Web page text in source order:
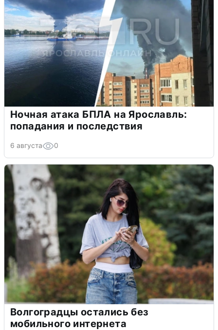
Ночная атака БПЛА на Ярославль:
попадания и последствия
6 августа 0
Волгоградцы остались без
мобильного интернета